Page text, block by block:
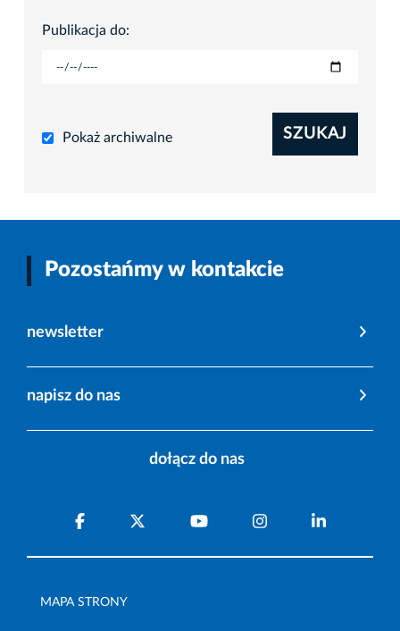
Publikacja do:
Pokaż archiwalne SZUKAJ
Pozostańmy w kontakcie
newsletter
napisz do nas
dołącz do nas
MAPA STRONY